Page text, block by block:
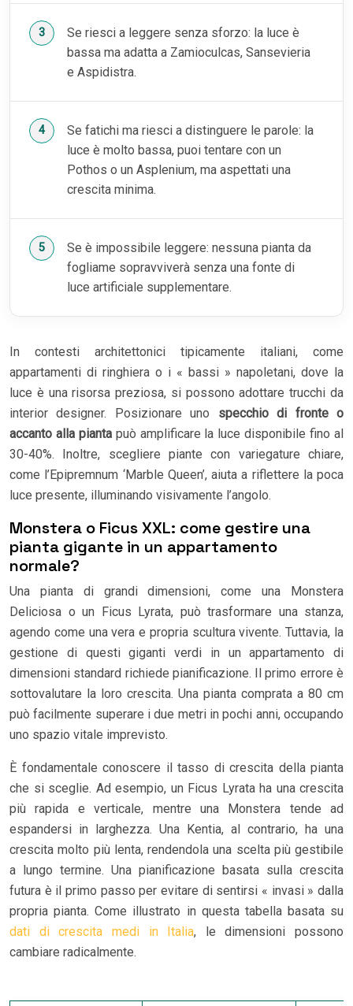
Se riesci a leggere senza sforzo: la luce è
bassa ma adatta a Zamioculcas, Sansevieria
e Aspidistra.
Se fatichi ma riesci a distinguere le parole: la
luce è molto bassa, puoi tentare con un
Pothos o un Asplenium, ma aspettati una
crescita minima.
Se è impossibile leggere: nessuna pianta da
fogliame sopravviverà senza una fonte di
luce artificiale supplementare.
In contesti architettonici tipicamente italiani, come
appartamenti di ringhiera o i « bassi » napoletani, dove la
luce è una risorsa preziosa, si possono adottare trucchi da
interior designer. Posizionare uno specchio di fronte o
accanto alla piantapuò amplificare la luce disponibile fino al
30-40%. Inoltre, scegliere piante con variegature chiare,
come l’Epipremnum ‘Marble Queen’, aiuta a riflettere la poca
luce presente, illuminando visivamente l’angolo.
Monstera o Ficus XXL: come gestire una
pianta gigante in un appartamento
normale?
Una pianta di grandi dimensioni, come una Monstera
Deliciosa o un Ficus Lyrata, può trasformare una stanza,
agendo come una vera e propria scultura vivente. Tuttavia, la
gestione di questi giganti verdi in un appartamento di
dimensioni standard richiede pianificazione. Il primo errore è
sottovalutare la loro crescita. Una pianta comprata a 80 cm
può facilmente superare i due metri in pochi anni, occupando
uno spazio vitale imprevisto.
È fondamentale conoscere il tasso di crescita della pianta
che si sceglie. Ad esempio, un Ficus Lyrata ha una crescita
più rapida e verticale, mentre una Monstera tende ad
espandersi in larghezza. Una Kentia, al contrario, ha una
crescita molto più lenta, rendendola una scelta più gestibile
a lungo termine. Una pianificazione basata sulla crescita
futura è il primo passo per evitare di sentirsi « invasi » dalla
propria pianta. Come illustrato in questa tabella basata su
dati di crescita medi in Italia, le dimensioni possono
cambiare radicalmente.